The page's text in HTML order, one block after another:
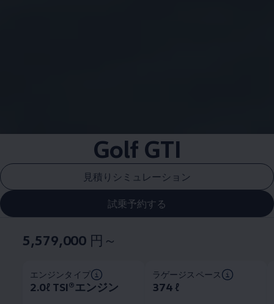
Golf GTI
見積りシミュレーション
試乗予約する
5,579,000 円～
エンジンタイプ
2.0ℓ TSI®エンジン
ラゲージスペース
374 ℓ